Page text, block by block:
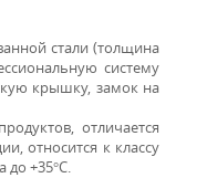
стали (толщина
систему
крышку, замок на
отличается
относится к классу
до +35°С.